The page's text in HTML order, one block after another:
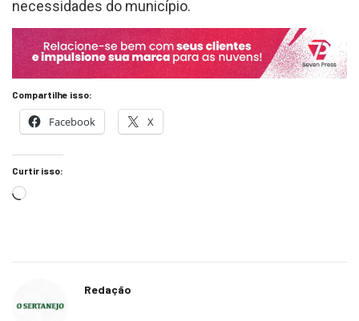
necessidades do município.
Compartilhe isso:
Facebook X
Curtir isso:
Redação